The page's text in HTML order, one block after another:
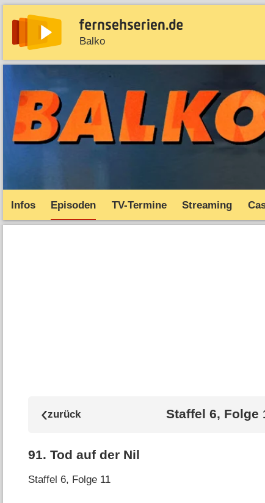
Balko
News Entdecken
Infos Episoden TV-Termine Streaming
Staffel 6, Folge
91.Tod auf der Nil
Staffel 6, Folge 11